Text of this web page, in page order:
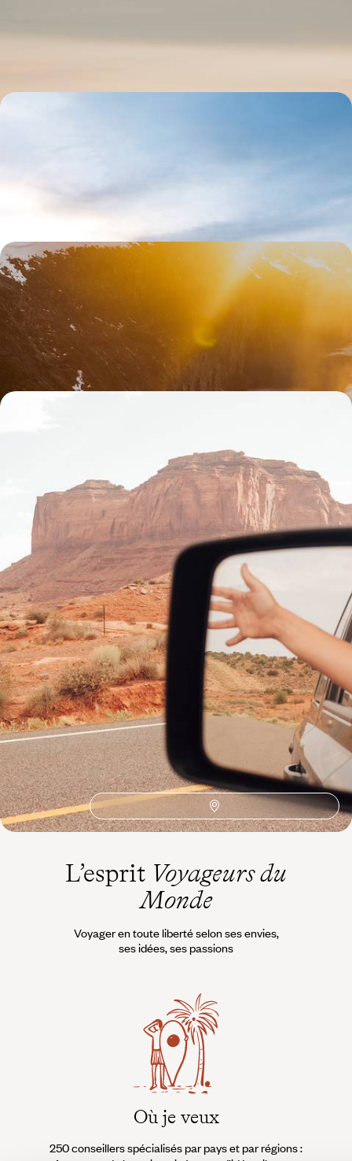
5 jours, de CHF 3100 à CHF 4200
Road-trip estival inspirant en Islande - Grand air,
joies thermales et saveurs nordiques
Aux beaux jours, se lancer dans un périple grisant dans le nord-ouest
islandais et voir défiler fjords, cascades, geysers et plages noires
11 jours, de CHF 3400 à CHF 4900
Un road-trip grand angle à travers les plus beaux sites naturels de
17 jours, de CHF 3500 à CHF 4800
1 2 3
Idées associées
Geyser Autotour Road Trip Observation Animaux
Volcan
UNESCO
4x4 Cercle d'Or Road Trip Islande
Reykjavik
Autotour Islande
Baleine Europe du Nord
Desert
Lac Myvatn
Ornithologie
Autotour Nouvelle-Zélande
Canoe Kayak
Dauphin
L’esprit Voyageurs du
Monde
Voyager en toute liberté selon ses envies,
ses idées, ses passions
Où je veux
250 conseillers spécialisés par pays et par régions :